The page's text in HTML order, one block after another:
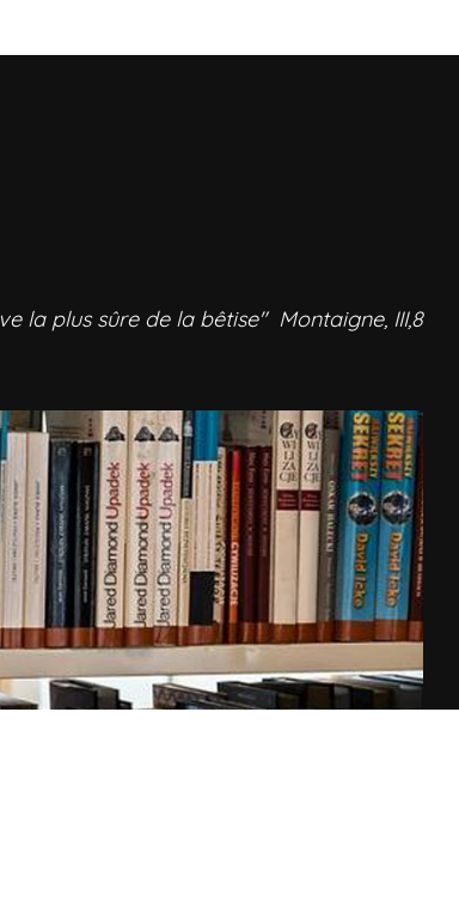
la plus sûre de la bêtise" Montaigne, III,8